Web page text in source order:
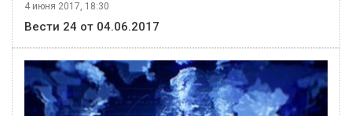
4 июня 2017, 18:30
Вести 24 от 04.06.2017